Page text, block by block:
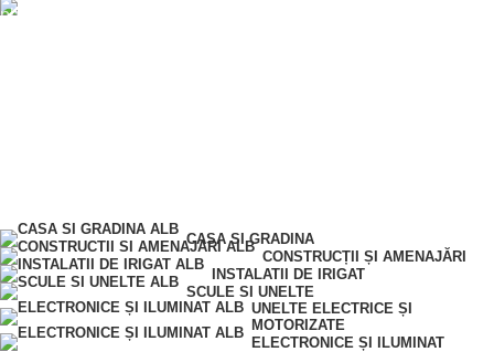
CASA SI GRADINA
CONSTRUCȚII ȘI AMENAJĂRI
INSTALATII DE IRIGAT
SCULE SI UNELTE
UNELTE ELECTRICE ȘI
MOTORIZATE
ELECTRONICE ȘI ILUMINAT